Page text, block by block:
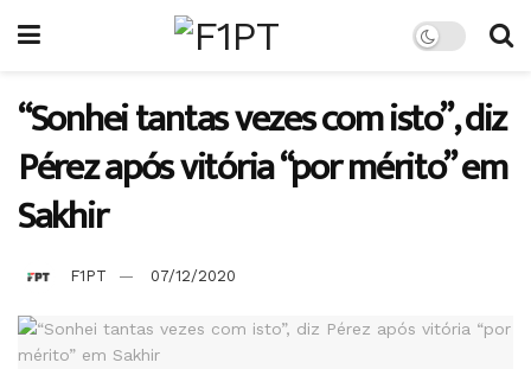
“Sonhei tantas vezes com isto”, diz
Pérez após vitória “por mérito” em
Sakhir
F1PT 07/12/2020